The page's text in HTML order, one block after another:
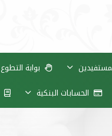
بوابة التطوع
الحسابات البنكية